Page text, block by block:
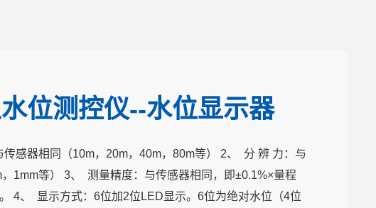
位测控仪--水位显示器
感器相同（10m，20m，40m，80m等） 2、 分 辨 力：与
1mm等） 3、 测量精度：与传感器相同，即±0.1%×量程
4、 显示方式：6位加2位LED显示。6位为绝对水位（4位